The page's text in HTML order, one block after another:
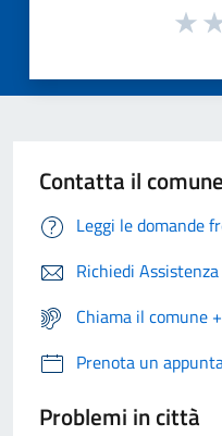
Contatta il comune
Leggi le domande
Richiedi Assistenza
Chiama il comune
Prenota un
Problemi in città